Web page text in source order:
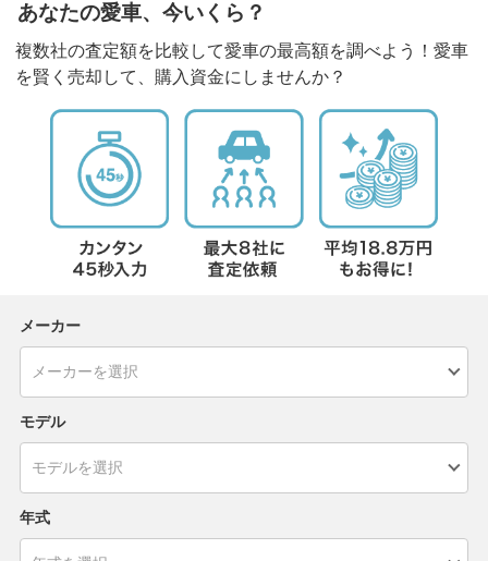
あなたの愛車、今いくら？
複数社の査定額を比較して愛車の最高額を調べよう！愛車
を賢く売却して、購入資金にしませんか？
メーカー
モデル
年式